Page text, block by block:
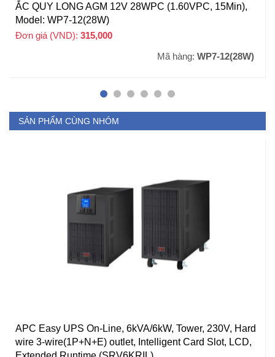
ẮC QUY LONG AGM 12V 28WPC (1.60VPC, 15Min),
Model: WP7-12(28W)
Đơn giá (VND): 315,000
Mã hàng: WP7-12(28W)
SẢN PHẨM CÙNG NHÓM
APC Easy UPS On-Line, 6kVA/6kW, Tower, 230V, Hard
wire 3-wire(1P+N+E) outlet, Intelligent Card Slot, LCD,